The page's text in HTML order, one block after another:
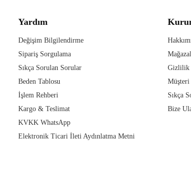
Yardım
Değişim Bilgilendirme
Sipariş Sorgulama
Sıkça Sorulan Sorular
Beden Tablosu
İşlem Rehberi
Kargo & Teslimat
KVKK WhatsApp
Elektronik Ticari İleti Aydınlatma Metni
Gizlilik
Sıkça
Bize